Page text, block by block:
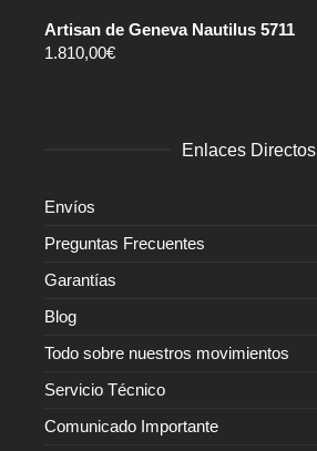
Artisan de Geneva Nautilus 5711
1.810,00€
Enlaces Directos
Envíos
Preguntas Frecuentes
Garantías
Blog
Todo sobre nuestros movimientos
Servicio Técnico
Comunicado Importante